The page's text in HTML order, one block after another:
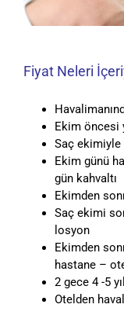
Fiyat Neleri
Ekim öncesi
Saç
Ekim günü
gün kahvaltı
Ekimden
Saç ekimi
losyon
Ekimden
hastane –
2 gece 4 -5
Otelden